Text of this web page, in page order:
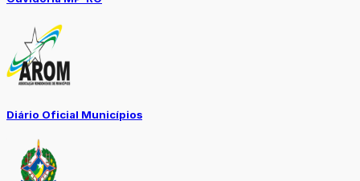
Diário Oficial Municípios